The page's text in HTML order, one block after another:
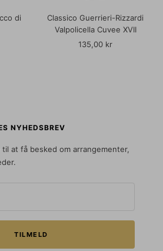
kurvdi
kurv
Classico Guerrieri-Rizzardi
Valpolicella Cuvee XVII
Udsalgspris
135,00 kr
NYHEDSBREV
at få besked om arrangementer,
TILMELD